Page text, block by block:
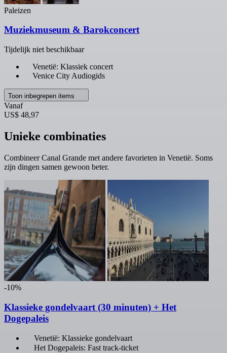
Paleizen
Muziekmuseum & Barokconcert
Tijdelijk niet beschikbaar
Venetië: Klassiek concert
Venice City Audiogids
Toon inbegrepen items
Vanaf
US$ 48,97
Unieke combinaties
Combineer Canal Grande met andere favorieten in Venetië. Soms
zijn dingen samen gewoon beter.
-10%
Klassieke gondelvaart (30 minuten) + Het
Dogepaleis
Venetië: Klassieke gondelvaart
Het Dogepaleis: Fast track-ticket